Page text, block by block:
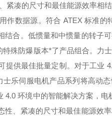
紧凑的尺寸和最佳能源效率相
作数据源。符合 ATEX 标准的
合。低惯量和中惯量的转子
殊防爆版本*了产品组合。 力
供最佳批量定制。对于工业
士乐伺服电机产品系列将高动
环境中的智能解决方案，电
性、紧凑的尺寸和最佳能源效